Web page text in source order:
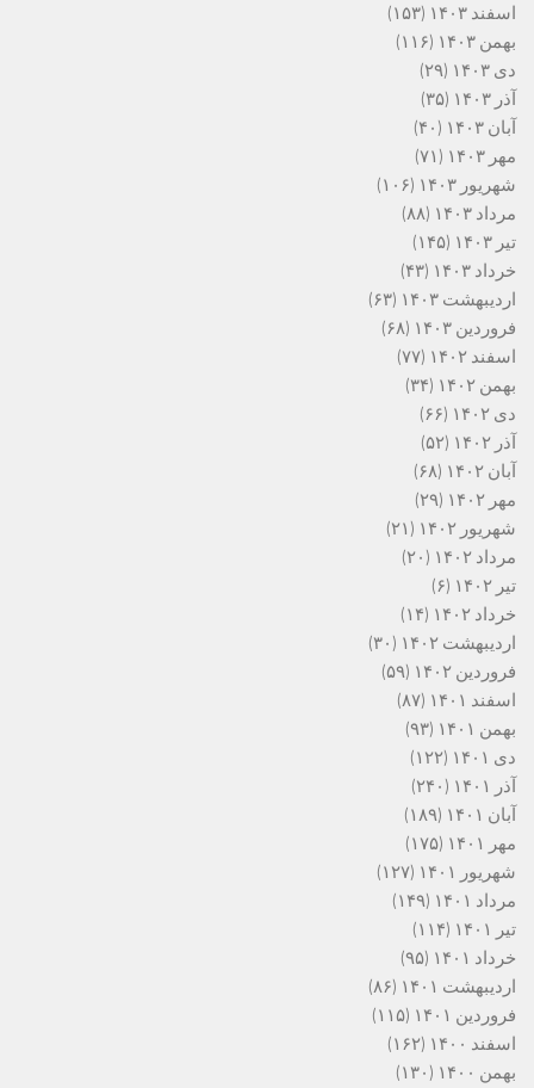
اسفند ۱۴۰۳
(۱۵۳)
بهمن ۱۴۰۳
(۱۱۶)
دی ۱۴۰۳
(۲۹)
آذر ۱۴۰۳
(۳۵)
آبان ۱۴۰۳
(۴۰)
مهر ۱۴۰۳
(۷۱)
شهریور ۱۴۰۳
(۱۰۶)
مرداد ۱۴۰۳
(۸۸)
تیر ۱۴۰۳
(۱۴۵)
خرداد ۱۴۰۳
(۴۳)
اردیبهشت ۱۴۰۳
(۶۳)
فروردین ۱۴۰۳
(۶۸)
اسفند ۱۴۰۲
(۷۷)
بهمن ۱۴۰۲
(۳۴)
دی ۱۴۰۲
(۶۶)
آذر ۱۴۰۲
(۵۲)
آبان ۱۴۰۲
(۶۸)
مهر ۱۴۰۲
(۲۹)
شهریور ۱۴۰۲
(۲۱)
مرداد ۱۴۰۲
(۲۰)
تیر ۱۴۰۲
(۶)
خرداد ۱۴۰۲
(۱۴)
اردیبهشت ۱۴۰۲
(۳۰)
فروردین ۱۴۰۲
(۵۹)
اسفند ۱۴۰۱
(۸۷)
بهمن ۱۴۰۱
(۹۳)
دی ۱۴۰۱
(۱۲۲)
آذر ۱۴۰۱
(۲۴۰)
آبان ۱۴۰۱
(۱۸۹)
مهر ۱۴۰۱
(۱۷۵)
شهریور ۱۴۰۱
(۱۲۷)
مرداد ۱۴۰۱
(۱۴۹)
تیر ۱۴۰۱
(۱۱۴)
خرداد ۱۴۰۱
(۹۵)
اردیبهشت ۱۴۰۱
(۸۶)
فروردین ۱۴۰۱
(۱۱۵)
اسفند ۱۴۰۰
(۱۶۲)
بهمن ۱۴۰۰
(۱۳۰)